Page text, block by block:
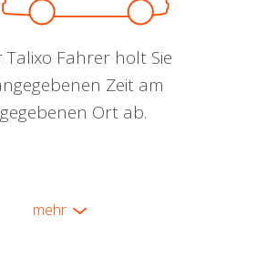
Talixo Fahrer holt Sie
Zeit am
Ort ab.
mehr